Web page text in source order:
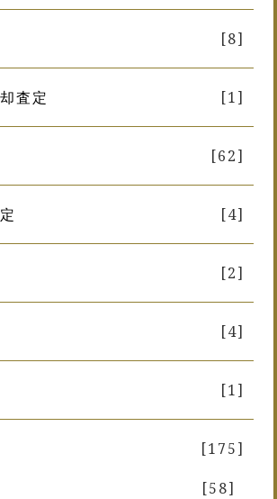
[8]
査定 [1]
[62]
[4]
[2]
[4]
[1]
[175]
[58]